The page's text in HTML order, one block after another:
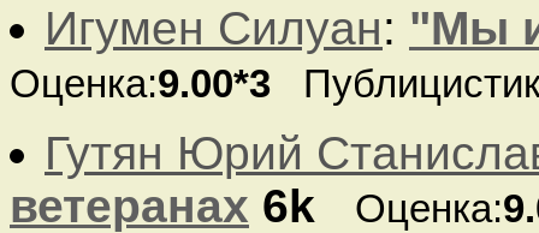
Игумен Силуан: "Мы
Оценка:9.00*3
Гутян Юрий
ветеранах 6k Оценка: